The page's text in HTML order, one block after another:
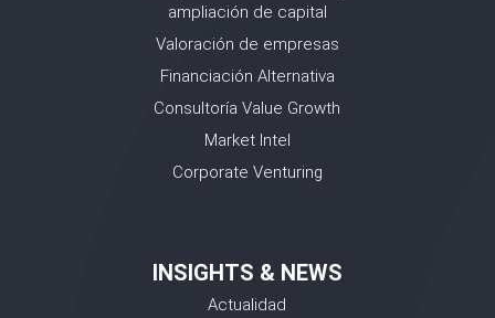
ampliación de capital
Valoración de empresas
Financiación Alternativa
Consultoría Value Growth
Market Intel
Corporate Venturing
INSIGHTS & NEWS
Actualidad